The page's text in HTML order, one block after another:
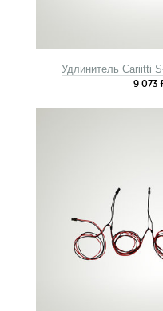
Удлинитель Cariitti
9 073